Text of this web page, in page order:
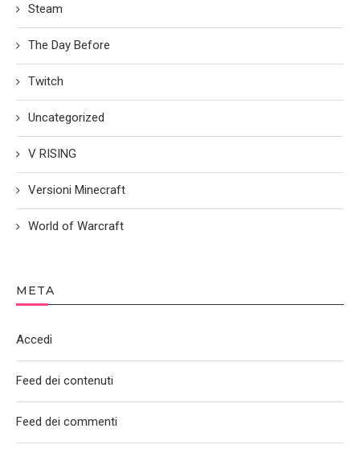
Steam
The Day Before
Twitch
Uncategorized
V RISING
Versioni Minecraft
World of Warcraft
META
Accedi
Feed dei contenuti
Feed dei commenti